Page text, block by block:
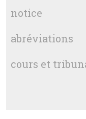
notice
abréviations
cours et